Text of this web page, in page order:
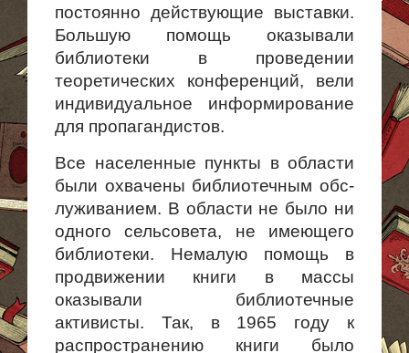
постоянно действующие выставки.
Большую помощь оказывали
библиотеки в проведении
теоретических конференций, вели
индивидуальное информирование
для пропагандистов.
Все населенные пункты в области
были охвачены библиотечным обс­
луживанием. В области не было ни
одного сельсовета, не имеющего
биб­лиотеки. Немалую помощь в
продвижении книги в массы
оказывали библиотечные
активисты. Так, в 1965 году к
распространению книги было